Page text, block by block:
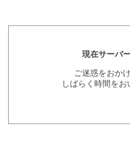
現在サーバ
ご迷惑をおか
しばらく時間を